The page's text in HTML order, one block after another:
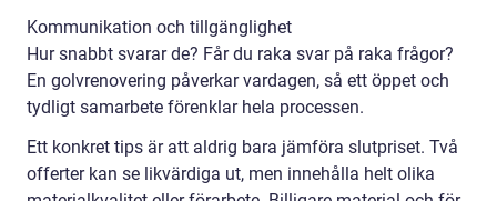
Kommunikation och tillgänglighet
Hur snabbt svarar de? Får du raka svar på raka frågor?
En golvrenovering påverkar vardagen, så ett öppet och
tydligt samarbete förenklar hela processen.
Ett konkret tips är att aldrig bara jämföra slutpriset. Två
offerter kan se likvärdiga ut, men innehålla helt olika